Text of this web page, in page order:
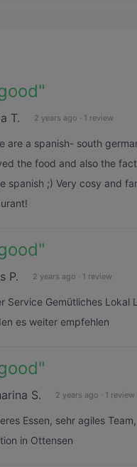
"
T. 2 years ago · 1 review
are a spanish- south
the food and also the
spanish ;) Very cosy and
"
P. 2 years ago · 1 review
Service Gemütliches Lokal
es weiter empfehlen
"
S. 2 years ago · 1 review
Essen, sehr agiles
in Ottensen